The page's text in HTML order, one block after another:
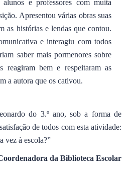
alunos e professores com muita
Apresentou várias obras suas
as histórias e lendas que contou.
e interagiu com todos
saber mais pormenores sobre
reagiram bem e respeitaram as
a autora que os cativou.
do 3.º ano, sob a forma de
de todos com esta atividade:
vez à escola?”
da Biblioteca Escolar